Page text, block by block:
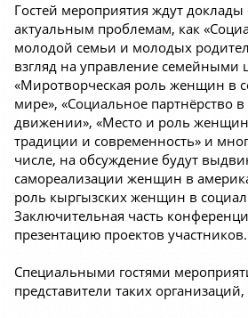
Гостей мероприятия ждут
актуальным проблемам, как
молодой семьи и молодых
взгляд на управление семейными
«Миротворческая роль женщин в
мире», «Социальное партнёрство
движении», «Место и роль
традиции и современность» и
числе, на обсуждение будут
самореализации женщин в
роль кыргызских женщин в
Заключительная часть
презентацию проектов участников.
Специальными гостями
представители таких организаций,